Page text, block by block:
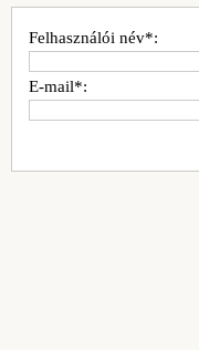
Felhasználói név*:
E-mail*: